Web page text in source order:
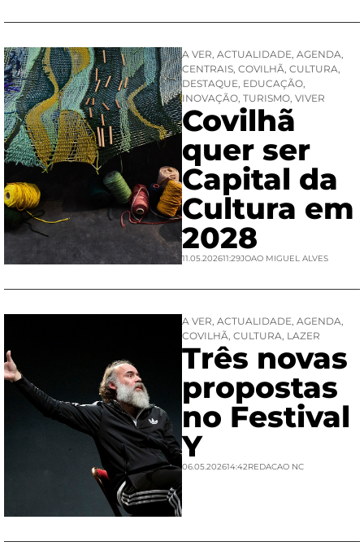
A VER, ACTUALIDADE, AGENDA,
CENTRAIS, COVILHÃ, CULTURA,
DESTAQUE, EDUCAÇÃO,
INOVAÇÃO, TURISMO, VIVER
Covilhã
quer ser
Capital da
Cultura em
2028
11.05.202611:29JOAO MIGUEL ALVES
A VER, ACTUALIDADE, AGENDA,
COVILHÃ, CULTURA, LAZER
Três novas
propostas
no Festival
Y
06.05.202614:42REDACAO NC